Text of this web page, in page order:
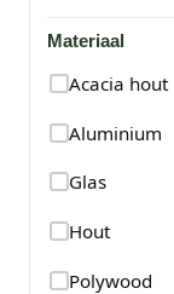
Materiaal
Acacia hout
Aluminium
Glas
Hout
Polywood